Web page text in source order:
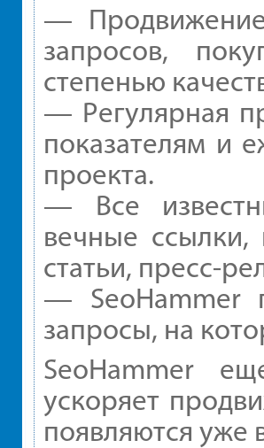
—
запросов,
степенью
— Регулярная
показателям и
проекта.
— Все
вечные ссылки,
статьи, пресс-
— SeoHammer
запросы, на
SeoHammer
ускоряет
появляются уже